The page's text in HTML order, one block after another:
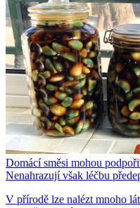
Domácí směsi mohou
Nenahrazují však léčbu
V přírodě lze nalézt mnoho